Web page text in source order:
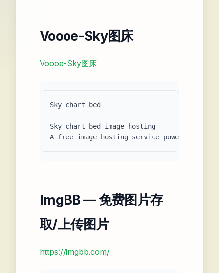
Voooe-Sky图床
Voooe-Sky图床
Sky chart bed
Sky chart bed image hosting
ImgBB — 免费图片存
取/上传图片
https://imgbb.com/